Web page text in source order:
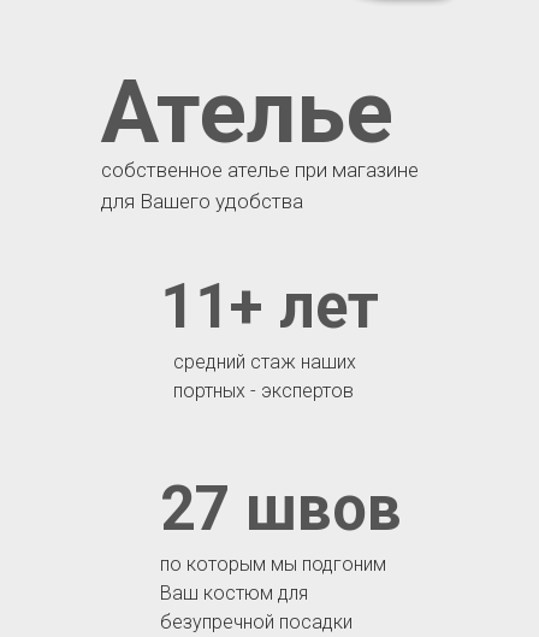
по которым мы подгоним
Ваш костюм для
безупречной посадки
27 швов
средний стаж наших
портных - экспертов
11+ лет
Ателье
собственное ателье при магазине
для Вашего удобства